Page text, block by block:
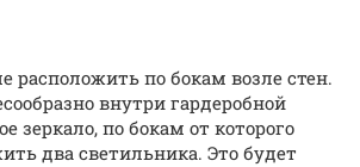
по бокам возле стен.
внутри гардеробной
зеркало, по бокам от которого
два светильника. Это будет